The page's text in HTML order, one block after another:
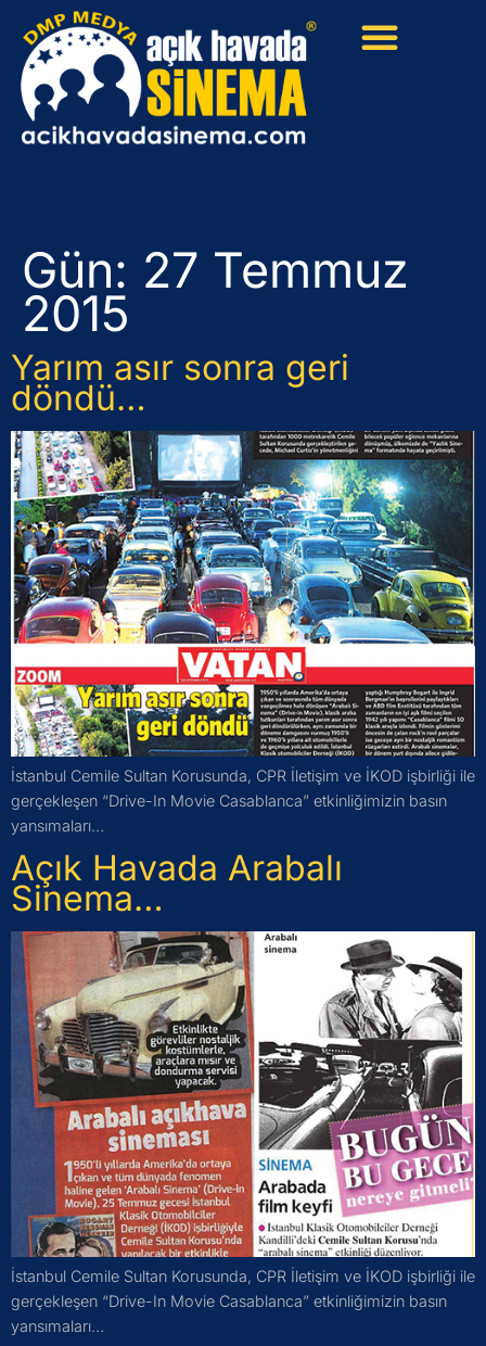
Gün: 27 Temmuz
2015
Yarım asır sonra geri
döndü…
İstanbul Cemile Sultan Korusunda, CPR İletişim ve İKOD işbirliği ile
gerçekleşen “Drive-In Movie Casablanca” etkinliğimizin basın
yansımaları…
Açık Havada Arabalı
Sinema…
İstanbul Cemile Sultan Korusunda, CPR İletişim ve İKOD işbirliği ile
gerçekleşen “Drive-In Movie Casablanca” etkinliğimizin basın
yansımaları…